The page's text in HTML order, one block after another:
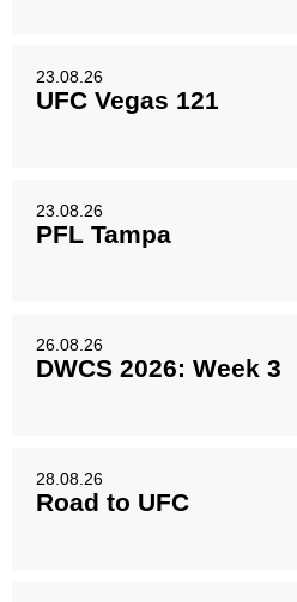
23.08.26
UFC Vegas 121
23.08.26
PFL Tampa
26.08.26
DWCS 2026: Week 3
28.08.26
Road to UFC